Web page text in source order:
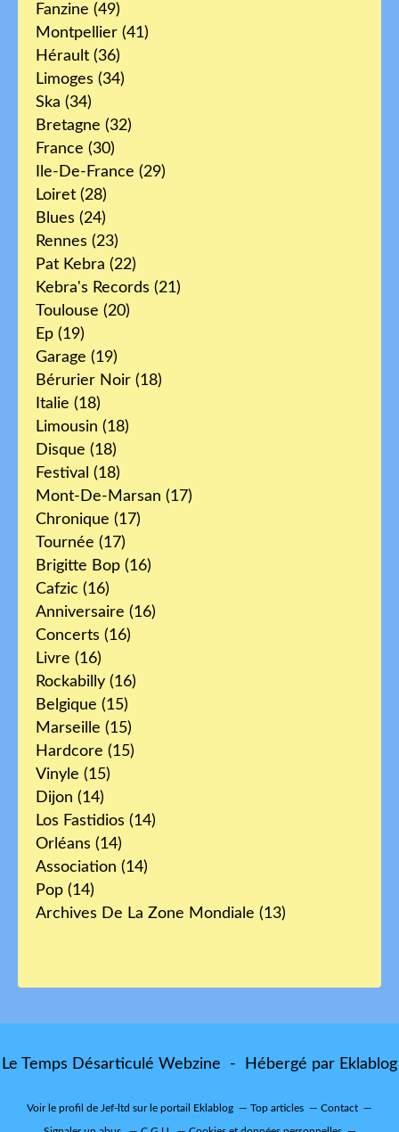
Fanzine (49)
Montpellier (41)
Hérault (36)
Limoges (34)
Ska (34)
Bretagne (32)
France (30)
Ile-De-France (29)
Loiret (28)
Blues (24)
Rennes (23)
Pat Kebra (22)
Kebra's Records (21)
Toulouse (20)
Ep (19)
Garage (19)
Bérurier Noir (18)
Italie (18)
Limousin (18)
Disque (18)
Festival (18)
Mont-De-Marsan (17)
Chronique (17)
Tournée (17)
Brigitte Bop (16)
Cafzic (16)
Anniversaire (16)
Concerts (16)
Livre (16)
Rockabilly (16)
Belgique (15)
Marseille (15)
Hardcore (15)
Vinyle (15)
Dijon (14)
Los Fastidios (14)
Orléans (14)
Association (14)
Pop (14)
Archives De La Zone Mondiale (13)
Le Temps Désarticulé Webzine - Hébergé par Eklablog
Voir le profil de Jef-ltd sur le portail Eklablog Top articles Contact